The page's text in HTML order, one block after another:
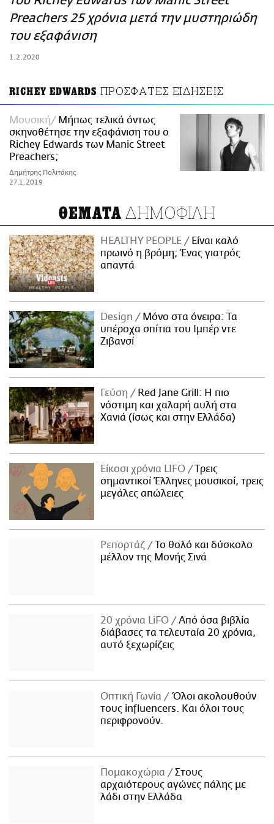
ΑΜΠΑ
PRINT
Preachers 25 χρόνια μετά την μυστηριώδη
του εξαφάνιση
1.2.2020
RICHEY EDWARDS ΠΡΟΣΦΑΤΕΣ ΕΙΔΗΣΕΙΣ
Μουσική
Μήπως τελικά όντως
σκηνοθέτησε την εξαφάνιση του ο
Richey Edwards των Manic Street
Preachers;
Δημήτρης Πολιτάκης
27.1.2019
ΘΕΜΑΤΑ ΔΗΜΟΦΙΛΗ
HEALTHY PEOPLE
Είναι καλό
πρωινό η βρόμη; Ένας γιατρός
απαντά
Design
Μόνο στα όνειρα: Τα
υπέροχα σπίτια του Ιμπέρ ντε
Ζιβανσί
Γεύση
Red Jane Grill: Η πιο
νόστιμη και χαλαρή αυλή στα
Χανιά (ίσως και στην Ελλάδα)
Είκοσι χρόνια LIFO
Tρεις
σημαντικοί Έλληνες μουσικοί, τρεις
μεγάλες απώλειες
Ρεπορτάζ
Το θολό και δύσκολο
μέλλον της Μονής Σινά
20 χρόνια LiFO
Από όσα βιβλία
διάβασες τα τελευταία 20 χρόνια,
αυτό ξεχωρίζεις
Οπτική Γωνία
Όλοι ακολουθούν
τους influencers. Και όλοι τους
περιφρονούν.
Πομακοχώρια
Στους
αρχαιότερους αγώνες πάλης με
λάδι στην Ελλάδα